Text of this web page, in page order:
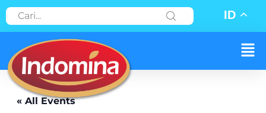
Skip
to
content
ID
« All Events